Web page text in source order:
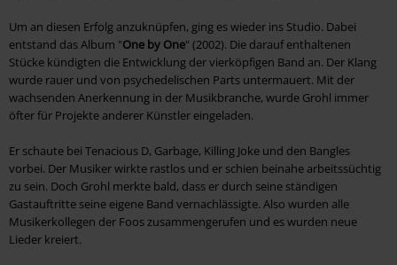
Um an diesen Erfolg anzuknüpfen, ging es wieder ins Studio. Dabei
entstand das Album "One by One" (2002). Die darauf enthaltenen
Stücke kündigten die Entwicklung der vierköpfigen Band an. Der Klang
wurde rauer und von psychedelischen Parts untermauert. Mit der
wachsenden Anerkennung in der Musikbranche, wurde Grohl immer
öfter für Projekte anderer Künstler eingeladen.
Er schaute bei Tenacious D, Garbage, Killing Joke und den Bangles
vorbei. Der Musiker wirkte rastlos und er schien beinahe arbeitssüchtig
zu sein. Doch Grohl merkte bald, dass er durch seine ständigen
Gastauftritte seine eigene Band vernachlässigte. Also wurden alle
Musikerkollegen der Foos zusammengerufen und es wurden neue
Lieder kreiert.